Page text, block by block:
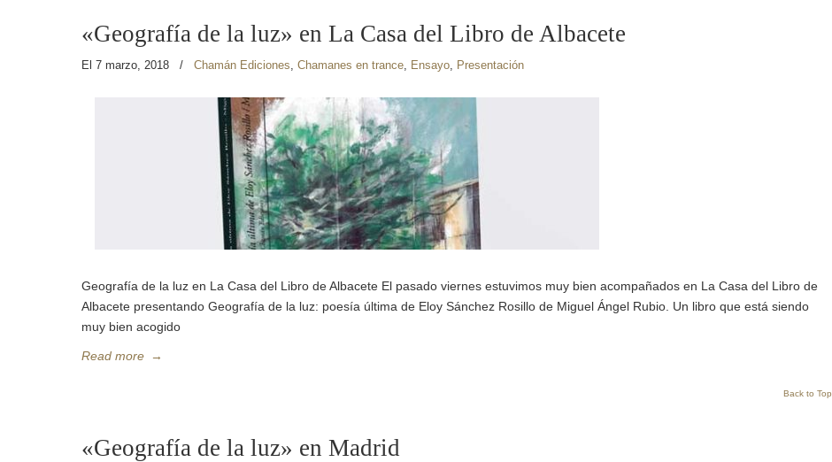
«Geografía de la luz» en La Casa del Libro de Albacete
El 7 marzo, 2018 / Chamán Ediciones, Chamanes en trance, Ensayo, Presentación
Geografía de la luz en La Casa del Libro de Albacete El pasado viernes estuvimos muy bien acompañados en La Casa del Libro de
Albacete presentando Geografía de la luz: poesía última de Eloy Sánchez Rosillo de Miguel Ángel Rubio. Un libro que está siendo
muy bien acogido
Read more →
Back to Top
«Geografía de la luz» en Madrid